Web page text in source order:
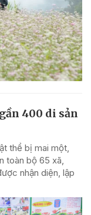
400 di sản
thể bị mai một,
toàn bộ 65 xã,
nhận diện, lập